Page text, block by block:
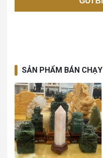
SẢN PHẨM BÁN CHẠY